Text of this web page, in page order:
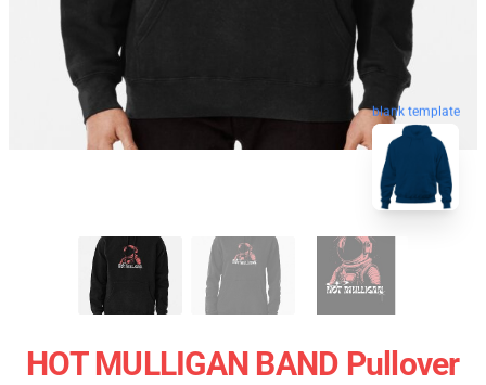
blank template
HOT MULLIGAN BAND Pullover